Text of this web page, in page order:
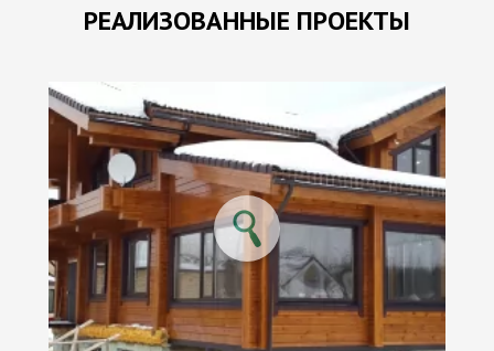
РЕАЛИЗОВАННЫЕ ПРОЕКТЫ